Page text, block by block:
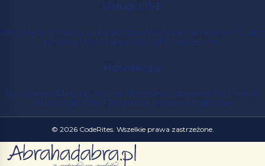
Usługi LIVE
Metody kontaktu z doradcami Wróżka na telefon Czat z
wróżką Wróżka przez SMS oraz e-mail
Horoskopy
Horoskop dzienny online Horoskop miesięczny Miesiąc
astrologicznie Prognoza numerologiczna
© 2026 CodeRites. Wszelkie prawa zastrzeżone.